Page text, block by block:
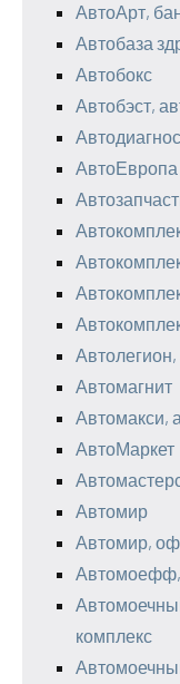
АвтоАрт,
Автобаза
Автобокс
Автобэст,
АвтоЕвропа
Автомагнит
Автомакси,
АвтоМаркет
Автомир
Автомир,
Автомоефф,
комплекс